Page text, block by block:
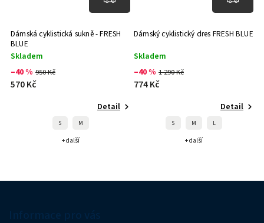
Dámská cyklistická sukně - FRESH
BLUE
Skladem
–40 % 950 Kč
570 Kč
Detail
S M
+ další
Dámský cyklistický dres FRESH BLUE
Skladem
–40 % 1 290 Kč
774 Kč
Detail
S M L
+ další